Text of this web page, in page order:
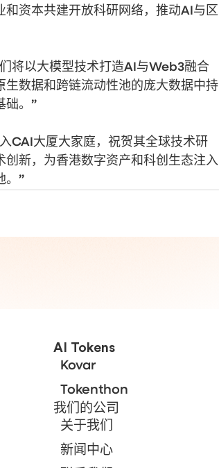
资本共建开放科研网络，推动AI与区
将以大模型技术打造AI与Web3融合
数据和跨链流动性池的庞大数据中持
础。”
CAI大厦大家庭，祝贺其全球技术研
新，为香港数字资产和科创生态注入
。”
AI Tokens
Kovar
Tokenthon
我们的公司
关于我们
新闻中心